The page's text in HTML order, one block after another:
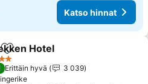
Katso hinnat
Lisää suosikkeihin
Hotel
Erittäin hyvä
3 039